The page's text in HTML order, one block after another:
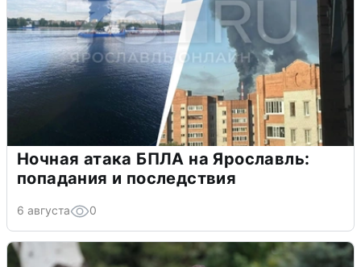
Ночная атака БПЛА на Ярославль:
попадания и последствия
6 августа 0